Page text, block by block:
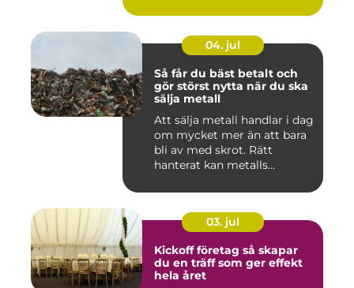
04. jul
Så får du bäst betalt och
gör störst nytta när du ska
sälja metall
Att sälja metall handlar i dag
om mycket mer än att bara
bli av med skrot. Rätt
hanterat kan metalls...
03. jul
Kickoff företag så skapar
du en träff som ger effekt
hela året